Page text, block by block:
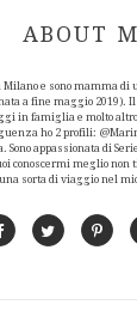
ABOUT
ABOUT
Milano e sono mamma
a fine maggio 2019).
in famiglia e molto
ho 2 profili:
appassionata di
conoscermi meglio
una sorta di viaggio nel
FacebookTwitter